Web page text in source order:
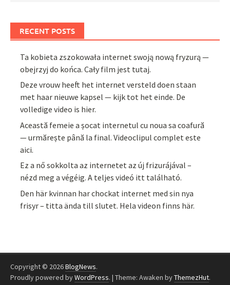
RECENT POSTS
Ta kobieta zszokowała internet swoją nową fryzurą —
obejrzyj do końca. Cały film jest tutaj.
Deze vrouw heeft het internet versteld doen staan
met haar nieuwe kapsel — kijk tot het einde. De
volledige video is hier.
Această femeie a șocat internetul cu noua sa coafură
— urmărește până la final. Videoclipul complet este
aici.
Ez a nő sokkolta az internetet az új frizurájával –
nézd meg a végéig. A teljes videó itt található.
Den här kvinnan har chockat internet med sin nya
frisyr – titta ända till slutet. Hela videon finns här.
Copyright © 2026BlogNews.
Proudly powered byWordPress. | Theme: Awaken byThemezHut.